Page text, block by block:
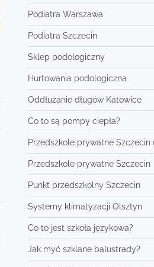
Podiatra Warszawa
Podiatra Szczecin
Sklep podologiczny
Hurtowania podologiczna
Oddłużanie długów Katowice
Co to są pompy ciepła?
Przedszkole prywatne Szczecin
Przedszkole prywatne Szczecin
Punkt przedszkolny Szczecin
Systemy klimatyzacji Olsztyn
Co to jest szkoła językowa?
Jak myć szklane balustrady?